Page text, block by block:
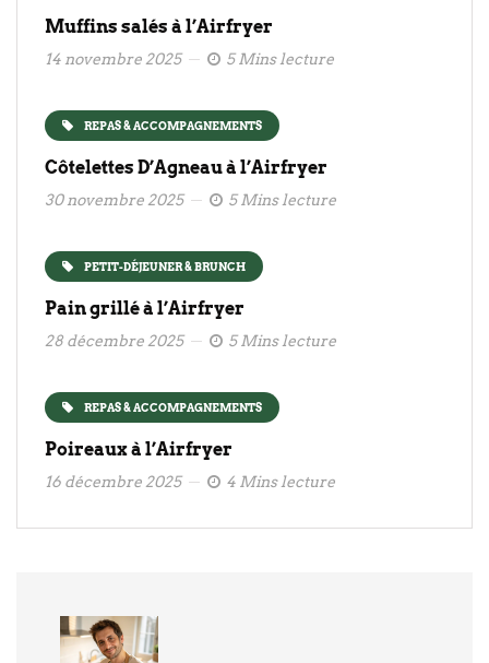
Muffins salés à l’Airfryer
14 novembre 2025 5 Mins lecture
REPAS & ACCOMPAGNEMENTS
Côtelettes D’Agneau à l’Airfryer
30 novembre 2025 5 Mins lecture
PETIT-DÉJEUNER & BRUNCH
Pain grillé à l’Airfryer
28 décembre 2025 5 Mins lecture
REPAS & ACCOMPAGNEMENTS
Poireaux à l’Airfryer
16 décembre 2025 4 Mins lecture